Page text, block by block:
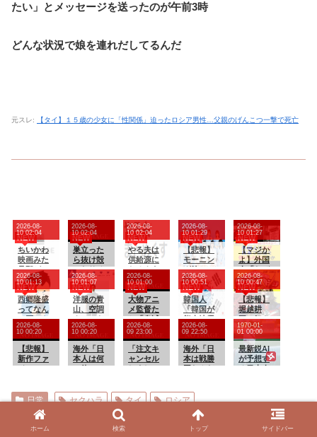
たい」とメッセージを送ったのが午前3時
どんな状況で娘を連れだしてるんだ
元スレ: 【タイ】１５歳の少女に「性関係」迫ったロシア男性…父親のげんこつ一撃で死亡
ちいかわ
映画みた
旦那がモ
モンガに
対してイ
ライラし
ててワロ
NEW
2026-08-
10 02:04
巣立った
ら抜け殻
になりそ
うです
NEW
2026-08-
10 02:04
やる夫は
供給源に
なるよう
です も
こっち
編 その
９
NEW
2026-08-
10 02:04
【悲報】
モーニン
グ娘。'26
新曲「Yes
かNoか私
か」18期3
人にソロ
パートな
し
NEW
2026-08-
10 01:29
【マジか
よ】外国
人「なぜ
日本の大
家は差別
するん
だ」→現
役大家の
実録に反
論できず
NEW
2026-08-
10 01:27
西郷隆盛
ってなん
で石にさ
れたの
NEW
2026-08-
10 01:13
洋服の青
山、空調
ウェアを
発売ｗｗ
ｗｗｗｗ
NEW
2026-08-
10 01:07
大物アニ
メ監督た
ち「鬼滅
の刃があ
んなにヒ
ットした
理由が本
NEW
2026-08-
10 01:00
韓国人
「韓国が
熊本地震
に飲料水
を送った
ら日本人
はトイ〇
ですよ」
NEW
2026-08-
10 00:51
【悲報】
堀越耕
平、好き
な漫画に
「AKIRA
、ヒスト
リエ、ベ
NEW
2026-08-
10 00:47
【悲報】
新作ファ
に男と女
の概念が
消滅ｗｗ
ｗｗ
2026-08-
10 00:20
海外「日
本人は何
界的ブー
2026-08-
10 00:20
「注文キ
ャンセル
してくだ
2026-08-
09 23:00
海外「日
本は戦勝
の特別な
生き様に
各国から
称賛の声
2026-08-
09 22:50
最新鋭AI
が予想す
wywywy
1970-01-
01 00:00
日常 セクハラ タイ ロシア
シェアする
ホーム 検索 トップ サイドバー